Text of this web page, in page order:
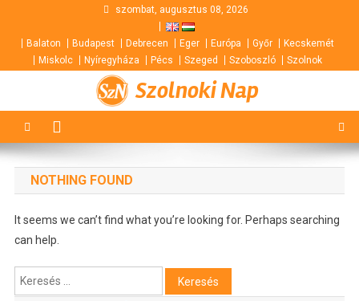
content
szombat, augusztus 08, 2026
Balaton Budapest Debrecen Eger Európa Győr
Kecskemét
Miskolc
Nyíregyháza Pécs Szeged Szoboszló Szolnok
Szolnoki Nap
NOTHING FOUND
It seems we can’t find what you’re looking for. Perhaps searching
can help.
Keresés: